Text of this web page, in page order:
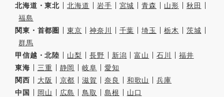
北海道・東北 北海道 岩手 宮城 青森 山形
秋田
福島
関東・首都圏
東京 神奈川 千葉 埼玉 栃木
茨城
群馬
甲信越・北陸
山梨 長野 新潟 富山 石川
福井
東海
三重 静岡 岐阜
愛知
関西
大阪 京都 滋賀 奈良 和歌山
兵庫
中国
岡山 広島 鳥取 島根
山口